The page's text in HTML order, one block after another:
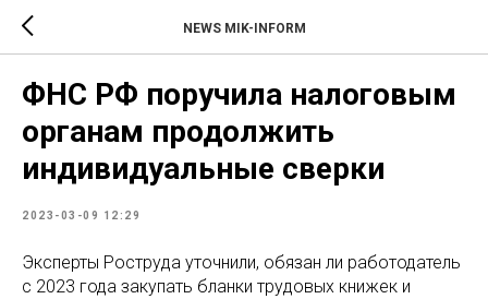
NEWS MIK-INFORM
ФНС РФ поручила налоговым
органам продолжить
индивидуальные сверки
2023-03-09 12:29
Эксперты Роструда уточнили, обязан ли работодатель
с 2023 года закупать бланки трудовых книжек и